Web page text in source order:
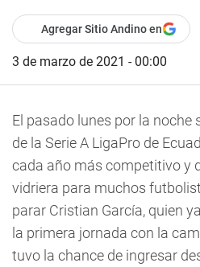
Agregar Sitio Andino en
3 de marzo de 2021 - 00:00
El pasado lunes por la noche
de la Serie A LigaPro de
cada año más competitivo y
vidriera para muchos
parar Cristian García, quien
la primera jornada con la
tuvo la chance de ingresar